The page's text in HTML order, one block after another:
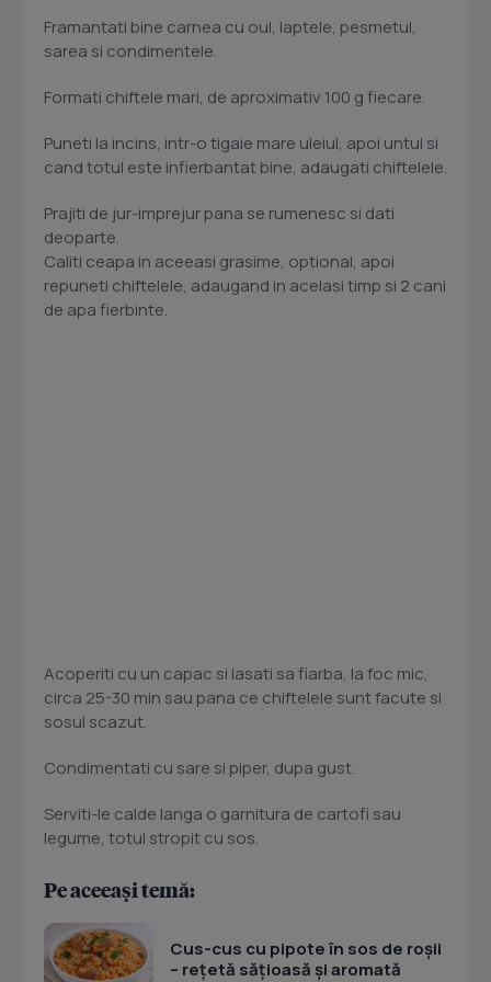
Framantati bine carnea cu oul, laptele, pesmetul,
sarea si condimentele.
Formati chiftele mari, de aproximativ 100 g fiecare.
Puneti la incins, intr-o tigaie mare uleiul, apoi untul si
cand totul este infierbantat bine, adaugati chiftelele.
Prajiti de jur-imprejur pana se rumenesc si dati
deoparte.
Caliti ceapa in aceeasi grasime, optional, apoi
repuneti chiftelele, adaugand in acelasi timp si 2 cani
de apa fierbinte.
Acoperiti cu un capac si lasati sa fiarba, la foc mic,
circa 25-30 min sau pana ce chiftelele sunt facute si
sosul scazut.
Condimentati cu sare si piper, dupa gust.
Serviti-le calde langa o garnitura de cartofi sau
legume, totul stropit cu sos.
Pe aceeași temă:
Cus-cus cu pipote în sos de roșii
– rețetă sățioasă și aromată